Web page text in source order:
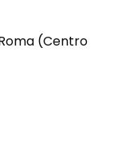
(Centro